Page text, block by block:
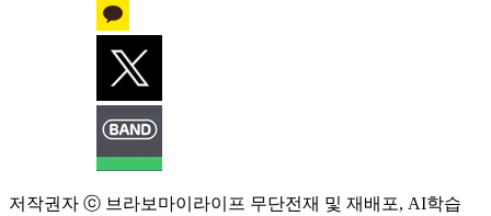
저작권자 ⓒ 브라보마이라이프 무단전재 및 재배포, AI학습